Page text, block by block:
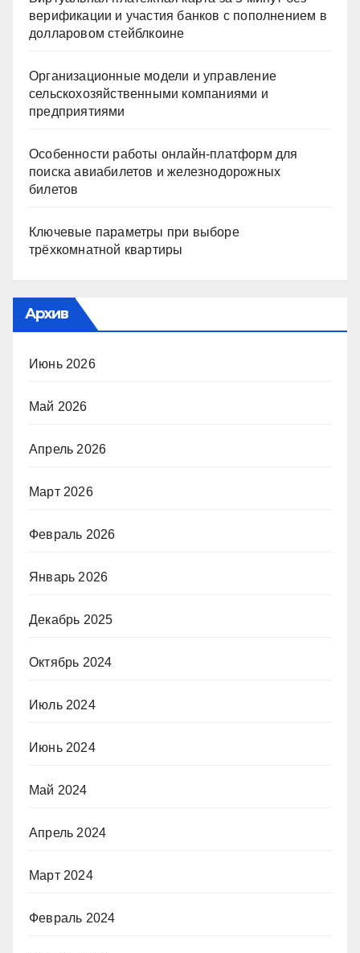
верификации и участия банков с пополнением в
долларовом стейблкоине
Организационные модели и управление
сельскохозяйственными компаниями и
предприятиями
Особенности работы онлайн-платформ для
поиска авиабилетов и железнодорожных
билетов
Ключевые параметры при выборе
трёхкомнатной квартиры
Архив
Июнь 2026
Май 2026
Апрель 2026
Март 2026
Февраль 2026
Январь 2026
Декабрь 2025
Октябрь 2024
Июль 2024
Июнь 2024
Май 2024
Апрель 2024
Март 2024
Февраль 2024